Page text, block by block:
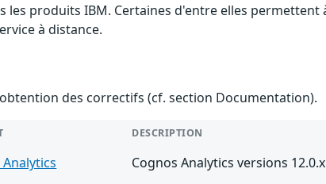
les produits IBM. Certaines d'entre elles
à distance.
des correctifs (cf. section Documentation).
DESCRIPTION
Cognos Analytics versions